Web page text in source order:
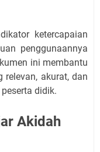
ketercapaian
penggunaannya
ini membantu
akurat, dan
didik.
Akidah